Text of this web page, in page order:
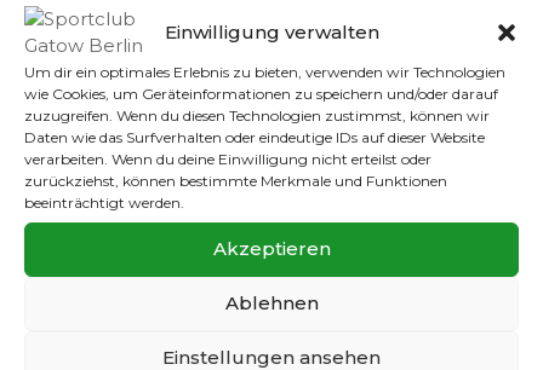
Einwilligung verwalten
Um dir ein optimales Erlebnis zu bieten, verwenden wir Technologien
wie Cookies, um Geräteinformationen zu speichern und/oder darauf
zuzugreifen. Wenn du diesen Technologien zustimmst, können wir
Daten wie das Surfverhalten oder eindeutige IDs auf dieser Website
verarbeiten. Wenn du deine Einwilligung nicht erteilst oder
zurückziehst, können bestimmte Merkmale und Funktionen
beeinträchtigt werden.
Akzeptieren
Ablehnen
Einstellungen ansehen
Das Floß abfahrbereit am Ufer, der Grill an Land, wat soll da
schon schief gehen.
Leider zwang uns der Regen unter das Pavillondach, was der
Stimmung keinen Abbruch tat.
Klaus hat uns perfekt begrillt und ausgetrocknet sind wir
auch nicht.
Leider haben wir dann doch ganz vergessen die Anker zu